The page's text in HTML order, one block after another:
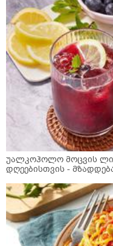
უალკოჰოლო მოცვის
დღეებისთვის -